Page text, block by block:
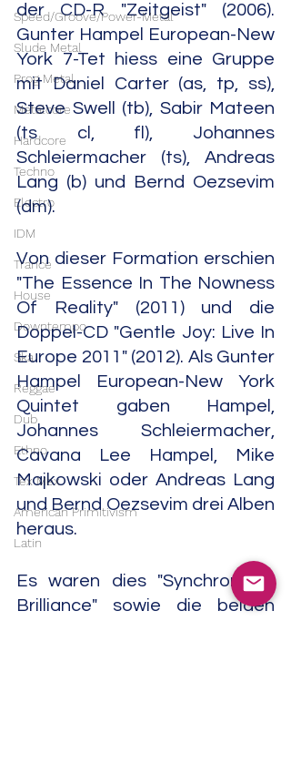
Speed/Groove/Power-Metal
Slude Metal
Prog Metal
Metalcore
Hardcore
Techno
Electro
IDM
Trance
House
Downtempo
Ska
Reggae
Dub
Ethno
Tex Mex
American Primitivism
Latin
der CD-R "Zeitgeist" (2006).
Gunter Hampel European-New
York 7-Tet hiess eine Gruppe
mit Daniel Carter (as, tp, ss),
Steve Swell (tb), Sabir Mateen
(ts cl, fl), Johannes
Schleiermacher (ts), Andreas
Lang (b) und Bernd Oezsevim
(dm).
Von dieser Formation erschien
"The Essence In The Nowness
Of Reality" (2011) und die
Doppel-CD "Gentle Joy: Live In
Europe 2011" (2012). Als Gunter
Hampel European-New York
Quintet gaben Hampel,
Johannes Schleiermacher,
Cavana Lee Hampel, Mike
Majkowski oder Andreas Lang
und Bernd Oezsevim drei Alben
heraus.
Es waren dies "Synchronized
Brilliance" sowie die beiden